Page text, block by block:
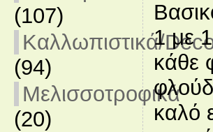
(107)
Καλλωπιστικά/
(94)
Μελισσοτροφικά
(20)
1 με
κάθε
καλό